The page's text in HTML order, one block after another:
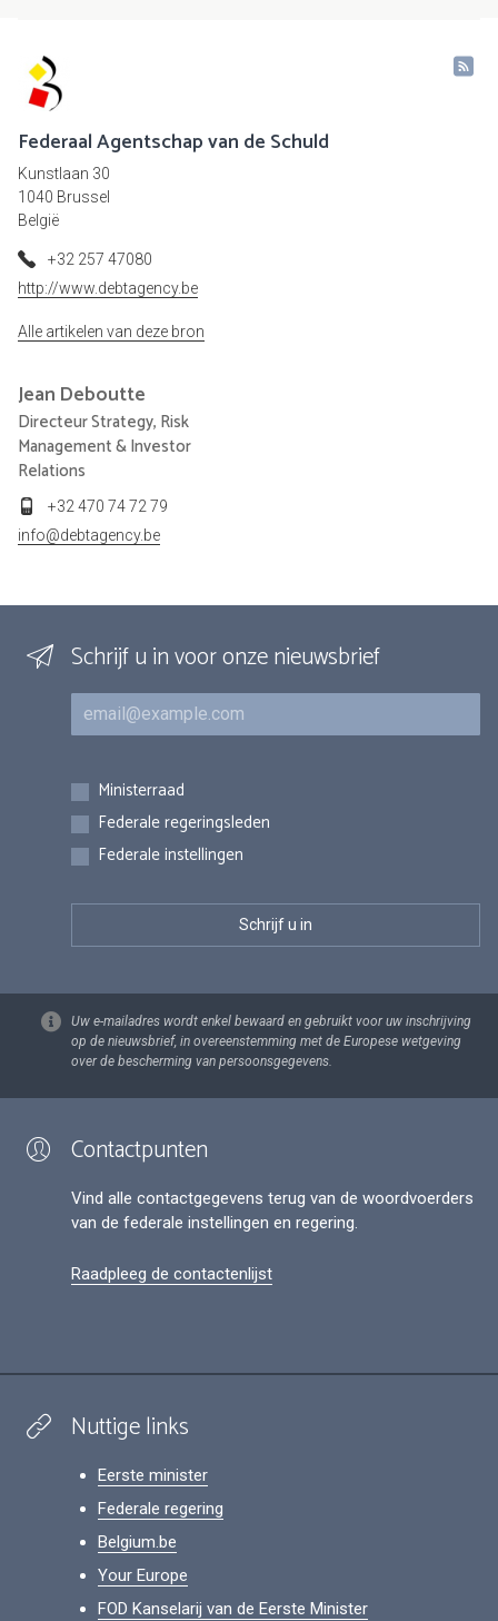
Federaal Agentschap van de Schuld
Kunstlaan 30
1040 Brussel
België
+32 257 47080
http://www.debtagency.be
Alle artikelen van deze bron
Jean Deboutte
Directeur Strategy, Risk
Management & Investor
Relations
+32 470 74 72 79
info@debtagency.be
Schrijf u in voor onze nieuwsbrief
E-mail
Inschrijvingen
Ministerraad
Federale regeringsleden
Federale instellingen
Uw e-mailadres wordt enkel bewaard en gebruikt voor uw inschrijving
op de nieuwsbrief, in overeenstemming met de Europese wetgeving
over de bescherming van persoonsgegevens.
Contactpunten
Vind alle contactgegevens terug van de woordvoerders
van de federale instellingen en regering.
Raadpleeg de contactenlijst
Nuttige links
Eerste minister
Federale regering
Belgium.be
Your Europe
FOD Kanselarij van de Eerste Minister